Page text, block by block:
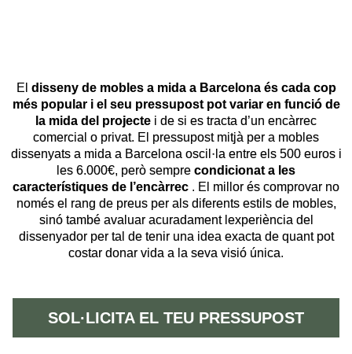
El disseny de mobles a mida a Barcelona és cada cop
més popular i el seu pressupost pot variar en funció de
la mida del projecte i de si es tracta d’un encàrrec
comercial o privat. El pressupost mitjà per a mobles
dissenyats a mida a Barcelona oscil·la entre els 500 euros i
les 6.000€, però sempre condicionat a les
característiques de l’encàrrec . El millor és comprovar no
només el rang de preus per als diferents estils de mobles,
sinó també avaluar acuradament lexperiència del
dissenyador per tal de tenir una idea exacta de quant pot
costar donar vida a la seva visió única.
SOL·LICITA EL TEU PRESSUPOST